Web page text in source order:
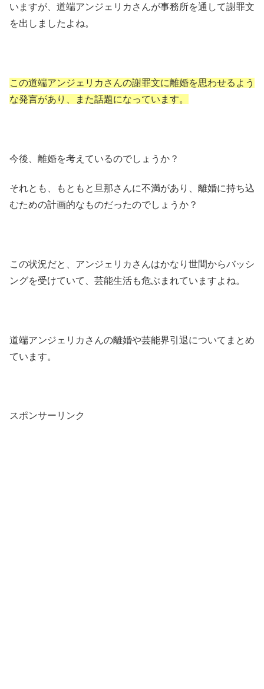
いますが、道端アンジェリカさんが事務所を通して謝罪文
を出しましたよね。
この道端アンジェリカさんの謝罪文に離婚を思わせるよう
な発言があり、また話題になっています。
今後、離婚を考えているのでしょうか？
それとも、もともと旦那さんに不満があり、離婚に持ち込
むための計画的なものだったのでしょうか？
この状況だと、アンジェリカさんはかなり世間からバッシ
ングを受けていて、芸能生活も危ぶまれていますよね。
道端アンジェリカさんの離婚や芸能界引退についてまとめ
ています。
スポンサーリンク